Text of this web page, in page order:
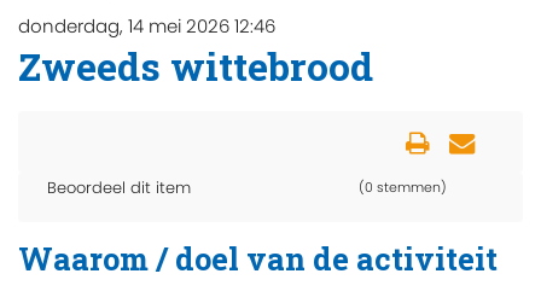
donderdag, 14 mei 2026 12:46
Zweeds wittebrood
Beoordeel dit item (0 stemmen)
Waarom / doel van de activiteit